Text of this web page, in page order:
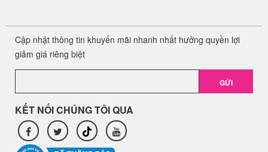
Cập nhật thông tin khuyến mãi nhanh nhất hưởng quyền lợi
giảm giá riêng biệt
GỬI
KẾT NỐI CHÚNG TÔI QUA